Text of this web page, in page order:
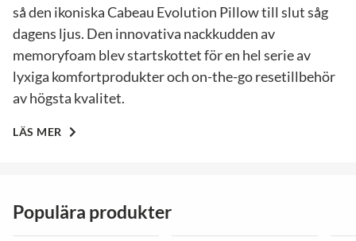
så den ikoniska Cabeau Evolution Pillow till slut såg
dagens ljus. Den innovativa nackkudden av
memoryfoam blev startskottet för en hel serie av
lyxiga komfortprodukter och on-the-go resetillbehör
av högsta kvalitet.
LÄS MER
Populära produkter